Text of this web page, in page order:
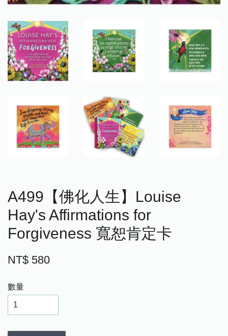
A499【佛化人生】Louise
Hay's Affirmations for
Forgiveness 寬恕肯定卡
NT$ 580
數量